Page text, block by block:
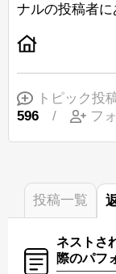
ナルの投稿者に
トピック投
596 / フ
投稿一覧
ネストさ
際のパフ